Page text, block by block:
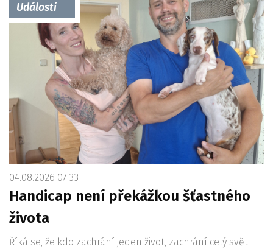
Události
04.08.2026 07:33
Handicap není překážkou šťastného
života
Říká se, že kdo zachrání jeden život, zachrání celý svět.